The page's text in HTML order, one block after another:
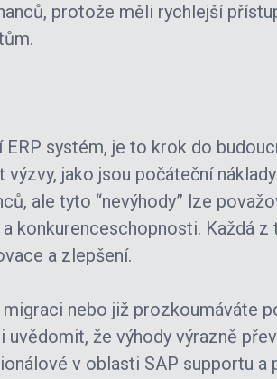
protože měli rychlejší
ERP systém, je to krok do
jako jsou počáteční
ale tyto “nevýhody” lze
konkurenceschopnosti. Každá
a zlepšení.
nebo již prozkoumáváte
uvědomit, že výhody výrazně
v oblasti SAP supportu a